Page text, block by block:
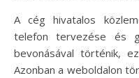
A cég hivatalos
telefon tervezése és
bevonásával történik,
Azonban a weboldalon